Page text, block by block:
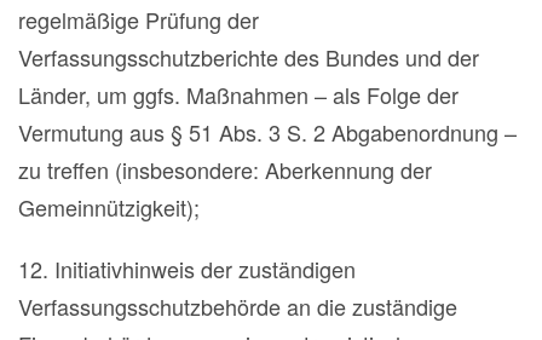
regelmäßige Prüfung der
Verfassungsschutzberichte des Bundes und der
Länder, um ggfs. Maßnahmen – als Folge der
Vermutung aus § 51 Abs. 3 S. 2 Abgabenordnung –
zu treffen (insbesondere: Aberkennung der
Gemeinnützigkeit);
12. Initiativhinweis der zuständigen
Verfassungsschutzbehörde an die zuständige